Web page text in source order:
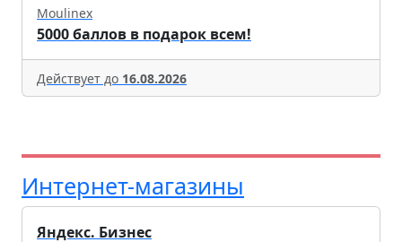
Moulinex
5000 баллов в подарок всем!
Действует до 16.08.2026
Интернет-магазины
Яндекс. Бизнес